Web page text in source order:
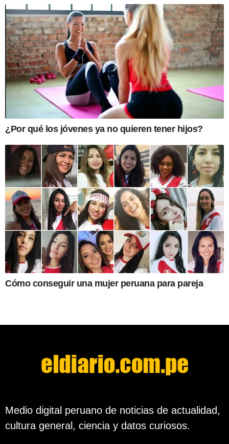
¿Por qué los jóvenes ya no quieren tener hijos?
Cómo conseguir una mujer peruana para pareja
Medio digital peruano de noticias de actualidad,
cultura general, ciencia y datos curiosos.